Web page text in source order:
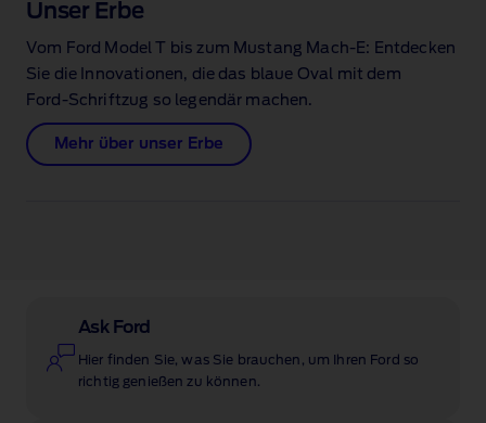
Unser Erbe
Vom Ford Model T bis zum Mustang Mach‑E: Entdecken
Sie die Innovationen, die das blaue Oval mit dem
Ford‑Schriftzug so legendär machen.
Mehr über unser Erbe
Ask Ford
Hier finden Sie, was Sie brauchen, um Ihren Ford so
richtig genießen zu können.